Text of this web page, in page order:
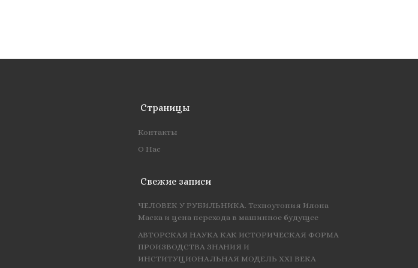
Страницы
Контакты
О Нас
Свежие записи
ЧЕЛОВЕК У РУБИЛЬНИКА. Техноутопия Илона
Маска и цена перехода в машинное будущее
АВТОРСКАЯ НАУКА КАК ИСТОРИЧЕСКАЯ ФОРМА
ПРОИЗВОДСТВА ЗНАНИЯ И
ИНСТИТУЦИОНАЛЬНАЯ МОДЕЛЬ XXI ВЕКА